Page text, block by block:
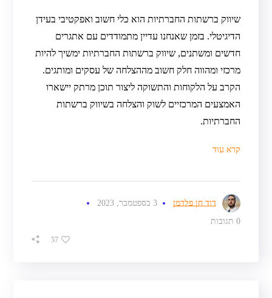
שיווק ברשתות החברתיות הוא כלי חשוב ואפקטיבי בעידן
הדיגיטלי. בזמן שאנחנו עדיין מתמודדים עם אתגרים
חדשים ומשתנים, שיווק ברשתות החברתיות ימשיך להיות
מרכזי ומהווה חלק חשוב מההצלחה של עסקים ומותגים.
הקרב על הלקוחות והתשוקה ליצור תוכן מרתק יישארו
האמצעים המרכזיים לשוק והצלחה בשיווק ברשתות
החברתיות.
קרא עוד
דוד חן פלדמן
3 בספטמבר, 2023
0 תגובות
57